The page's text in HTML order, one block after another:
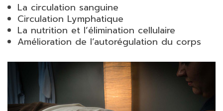
La circulation sanguine
Circulation Lymphatique
La nutrition et l’élimination cellulaire
Amélioration de l’autorégulation du corps